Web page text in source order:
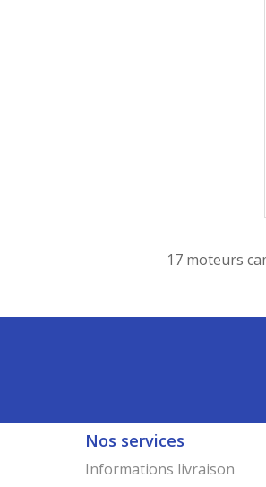
17 moteurs
Nos services
Informations livraison